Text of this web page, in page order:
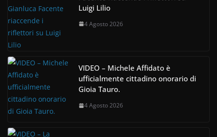
Luigi Lilio
4 Agosto 2026
VIDEO – Michele Affidato è
ufficialmente cittadino onorario di
Gioia Tauro.
4 Agosto 2026